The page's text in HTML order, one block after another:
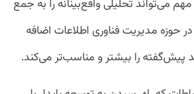
می‌تواند تحلیلی واقع‌بینانه را به جمع
حوزه مدیریت فناوری اطلاعات اضافه
را بیشتر و مناسب‌تر می‌کند.